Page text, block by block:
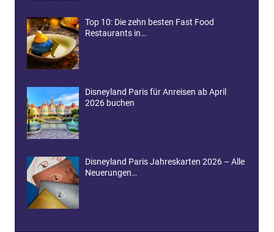
Top 10: Die zehn besten Fast Food
Restaurants in…
Disneyland Paris für Anreisen ab April
2026 buchen
Disneyland Paris Jahreskarten 2026 – Alle
Neuerungen…